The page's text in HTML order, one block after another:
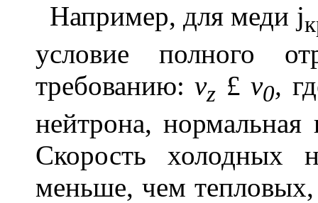
Например, для меди j
условие полного
требованию:vz £ v0,
нейтрона,
Скорость холодных
меньше, чем